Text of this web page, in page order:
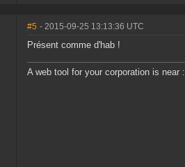
#5 - 2015-09-25 13:13:36 UTC
Présent comme d'hab !
A web tool for your corporation is near